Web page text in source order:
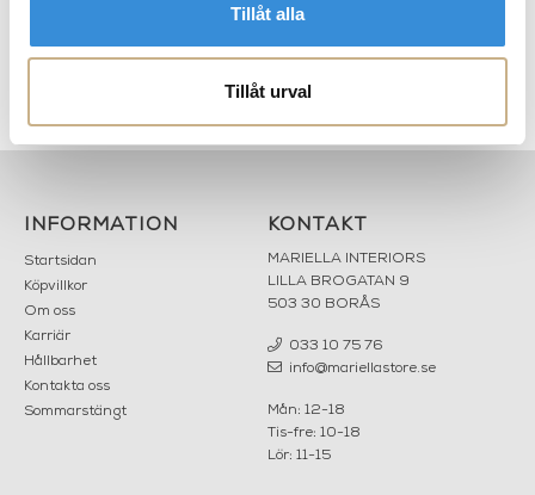
Tillåt alla
Tillåt urval
INFORMATION
Startsidan
Köpvillkor
Om oss
Karriär
Hållbarhet
Kontakta oss
Sommarstängt
KONTAKT
MARIELLA INTERIORS
LILLA BROGATAN 9
503 30 BORÅS
033 10 75 76
info@mariellastore.se
Mån: 12-18
Tis-fre: 10-18
Lör: 11-15